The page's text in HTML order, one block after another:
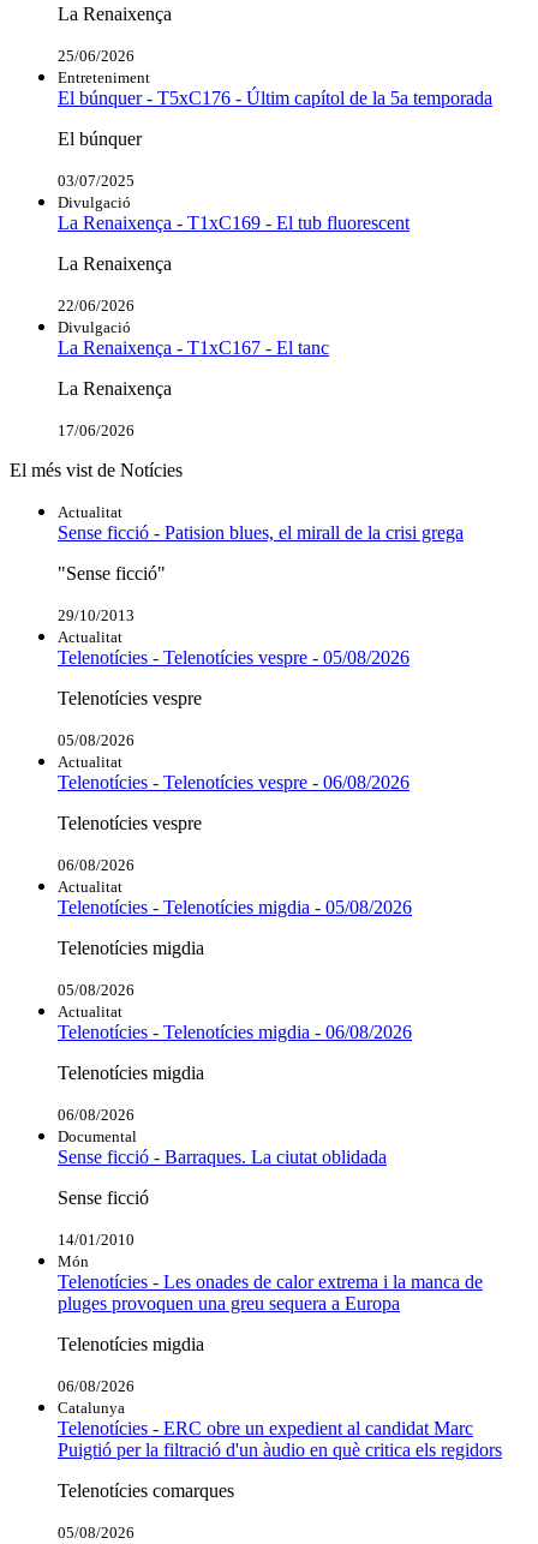
La Renaixença
25/06/2026
Entreteniment
El búnquer - T5xC176 - Últim capítol de la 5a temporada
El búnquer
03/07/2025
Divulgació
La Renaixença - T1xC169 - El tub fluorescent
La Renaixença
22/06/2026
Divulgació
La Renaixença - T1xC167 - El tanc
La Renaixença
17/06/2026
El més vist de Notícies
Actualitat
Sense ficció - Patision blues, el mirall de la crisi grega
"Sense ficció"
29/10/2013
Actualitat
Telenotícies - Telenotícies vespre - 05/08/2026
Telenotícies vespre
05/08/2026
Actualitat
Telenotícies - Telenotícies vespre - 06/08/2026
Telenotícies vespre
06/08/2026
Actualitat
Telenotícies - Telenotícies migdia - 05/08/2026
Telenotícies migdia
05/08/2026
Actualitat
Telenotícies - Telenotícies migdia - 06/08/2026
Telenotícies migdia
06/08/2026
Documental
Sense ficció - Barraques. La ciutat oblidada
Sense ficció
14/01/2010
Món
Telenotícies - Les onades de calor extrema i la manca de
pluges provoquen una greu sequera a Europa
Telenotícies migdia
06/08/2026
Catalunya
Telenotícies - ERC obre un expedient al candidat Marc
Puigtió per la filtració d'un àudio en què critica els regidors
Telenotícies comarques
05/08/2026